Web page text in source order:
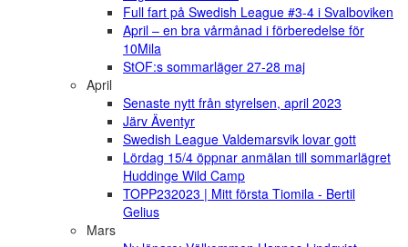
Full fart på Swedish League #3-4 i Svalboviken
April – en bra vårmånad i förberedelse för
10Mila
StOF:s sommarläger 27-28 maj
April
Senaste nytt från styrelsen, april 2023
Järv Äventyr
Swedish League Valdemarsvik lovar gott
Lördag 15/4 öppnar anmälan till sommarlägret
Huddinge Wild Camp
TOPP232023 | Mitt första Tiomila - Bertil
Gelius
Mars